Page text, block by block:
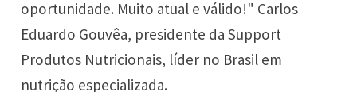
oportunidade. Muito atual e válido!" Carlos
Eduardo Gouvêa, presidente da Support
Produtos Nutricionais, líder no Brasil em
nutrição especializada.